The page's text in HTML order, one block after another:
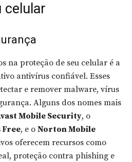
celular
na proteção de seu celular é a
antivírus confiável. Esses
e remover malware, vírus
Alguns dos nomes mais
Mobile Security, o
, e o Norton Mobile
oferecem recursos como
proteção contra phishing e